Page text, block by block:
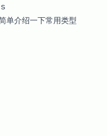
单介绍一下常用类型